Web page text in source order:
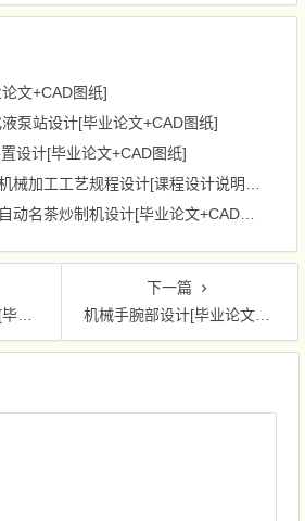
文+CAD图纸]
泵站设计[毕业论文+CAD图纸]
设计[毕业论文+CAD图纸]
工工艺规程设计[课程设计说明书+CAD图纸]
名茶炒制机设计[毕业论文+CAD图纸]
纸]
下一篇
机械手腕部设计[毕业论文+CAD图纸]